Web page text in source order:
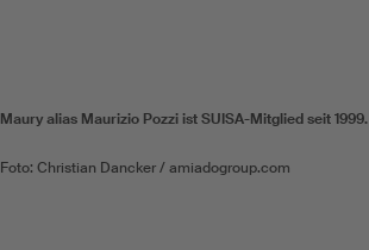
Maury alias Maurizio Pozzi ist SUISA-Mitglied seit 1999.
Foto: Christian Dancker / amiadogroup.com